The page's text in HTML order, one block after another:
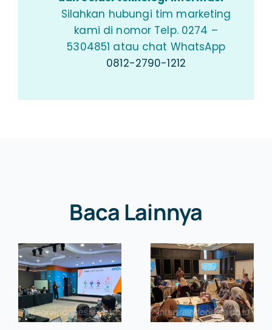
Silahkan hubungi tim marketing
kami di nomor Telp. 0274 –
5304851 atau chat WhatsApp
0812-2790-1212
Baca Lainnya